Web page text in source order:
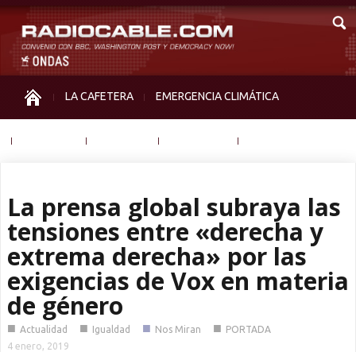
LA CAFETERA EMERGENCIA CLIMÁTICA
La prensa global subraya las
tensiones entre «derecha y
extrema derecha» por las
exigencias de Vox en materia
de género
■ Actualidad ■ Igualdad ■ Nos Miran ■ PORTADA
4 enero, 2019